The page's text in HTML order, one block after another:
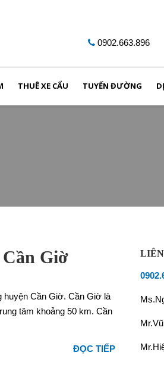
0902.663.896
THUÊ XE CẨU TUYẾN ĐƯỜNG
Giờ
huyện Cần Giờ. Cần Giờ là
tâm khoảng 50 km. Cần
ĐỌC TIẾP